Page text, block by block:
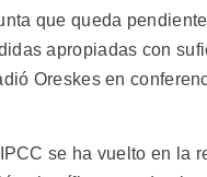
que queda
apropiadas con
Oreskes en
se ha vuelto en la